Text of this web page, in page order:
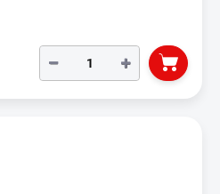
+
−